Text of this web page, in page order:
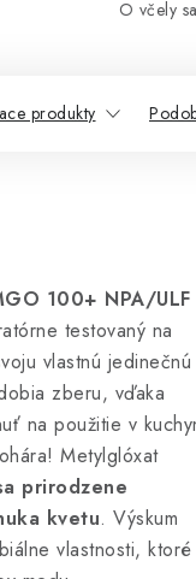
O včely
produkty
100+ NPA/ULF
testovaný na
vlastnú jedinečnú
zberu, vďaka
na použitie v
Metylglóxat
prirodzene
kvetu. Výskum
vlastnosti, ktoré